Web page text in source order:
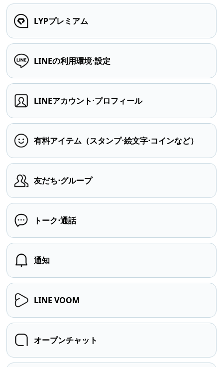
LYPプレミアム
LINEの利用環境⋅設定
LINEアカウント⋅プロフィール
有料アイテム（スタンプ⋅絵文字⋅コインなど）
友だち⋅グループ
トーク⋅通話
通知
LINE VOOM
オープンチャット